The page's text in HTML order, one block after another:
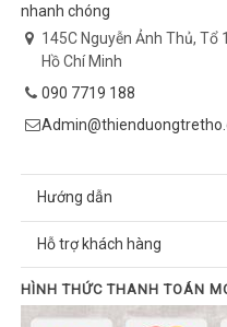
nhanh chóng
145C Nguyễn Ảnh Thủ, Tổ
Hồ Chí Minh
090 7719 188
Hướng dẫn
Hỗ trợ khách hàng
HÌNH THỨC THANH TOÁN